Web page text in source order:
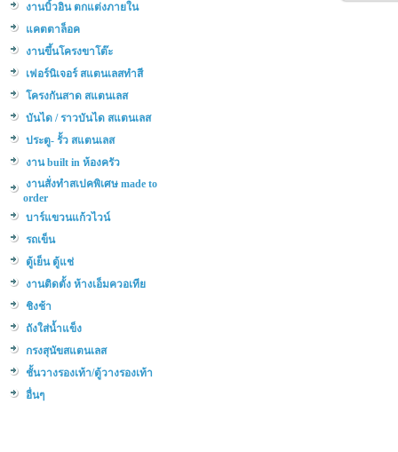
งานบิ้วอิน ตกแต่งภายใน
แคตตาล็อค
งานขึ้นโครงขาโต๊ะ
เฟอร์นิเจอร์ สแตนเลสทำสี
โครงกันสาด สแตนเลส
บันได / ราวบันได สแตนเลส
ประตู- รั้ว สแตนเลส
งาน built in ห้องครัว
งานสั่งทำสเปคพิเศษ made to
order
บาร์แขวนแก้วไวน์
รถเข็น
ตู้เย็น ตู้แช่
งานติดตั้ง ห้างเอ็มควอเทีย
ชิงช้า
ถังใส่น้ำแข็ง
กรงสุนัขสแตนเลส
ชั้นวางรองเท้า/ตู้วางรองเท้า
อื่นๆ